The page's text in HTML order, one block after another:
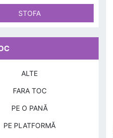
STOFA
ALTE
FARA TOC
PE O PANĂ
PE PLATFORMĂ